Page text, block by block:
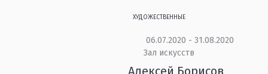
ХУДОЖЕСТВЕННЫЕ
06.07.2020 - 31.08.2020
Зал искусств
Алексей Борисов